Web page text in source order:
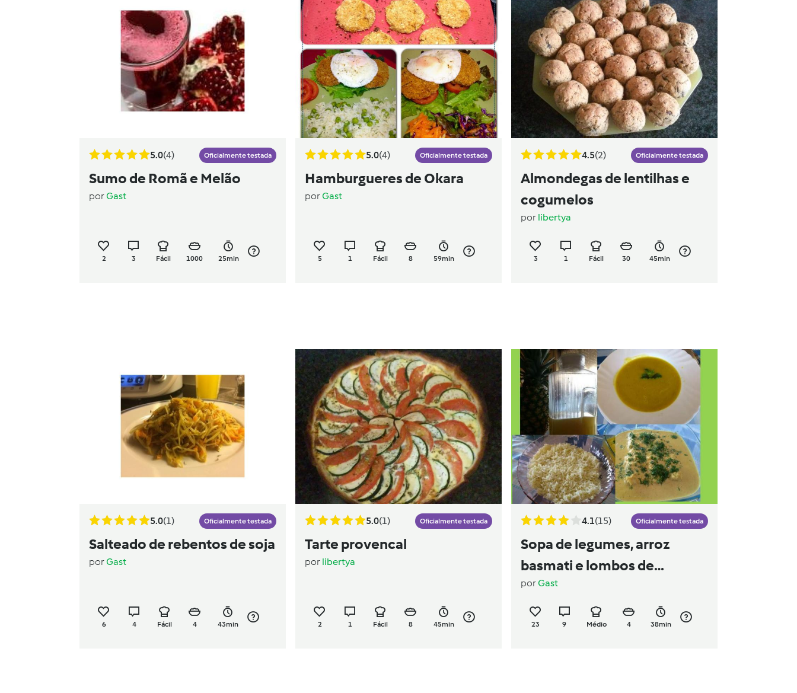
5.0(4) Oficialmente testada
Sumo de Romã e Melão
porGast
2 3 Fácil 1000 25min
5.0(4) Oficialmente testada
Hamburgueres de Okara
porGast
5 1 Fácil 8 59min
4.5(2) Oficialmente testada
Almondegas de lentilhas e
cogumelos
por libertya
3 1 Fácil 30 45min
5.0(1) Oficialmente testada
Salteado de rebentos de soja
porGast
6 4 Fácil 4 43min
5.0(1) Oficialmente testada
Tarte provencal
por libertya
2 1 Fácil 8 45min
4.1(15) Oficialmente testada
Sopa de legumes, arroz
basmati e lombos de
pescada com molho de caril
porGast
23 9 Médio 4 38min